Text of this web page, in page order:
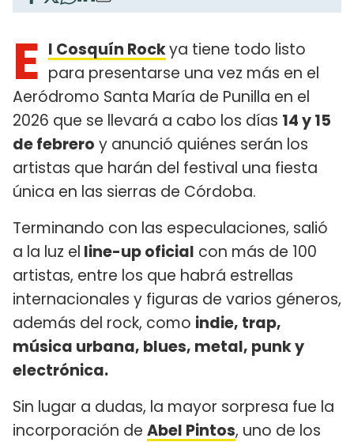
E l Cosquín Rockya tiene todo listo
para presentarse una vez más en el
Aeródromo Santa María de Punilla en el
2026 que se llevará a cabo los días 14 y 15
de febrero y anunció quiénes serán los
artistas que harán del festival una fiesta
única en las sierras de Córdoba.
Terminando con las especulaciones, salió
a la luz el line-up oficial con más de 100
artistas, entre los que habrá estrellas
internacionales y figuras de varios géneros,
además del rock, como indie, trap,
música urbana, blues, metal, punk y
electrónica.
Sin lugar a dudas, la mayor sorpresa fue la
incorporación de Abel Pintos, uno de los